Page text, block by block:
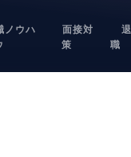
ノウハ
面接対
策
退
職